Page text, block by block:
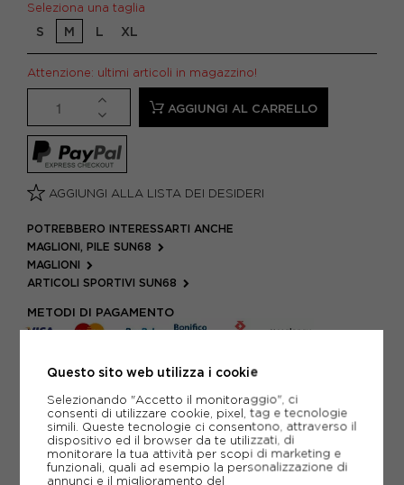
Seleziona una taglia
S M L XL
Attenzione: ultimi articoli in magazzino!
AGGIUNGI AL CARRELLO
AGGIUNGI ALLA LISTA DEI DESIDERI
POTREBBERO INTERESSARTI ANCHE
MAGLIONI, PILE SUN68
MAGLIONI
ARTICOLI SPORTIVI SUN68
METODI DI PAGAMENTO
SCHEDA TECNICA
GUIDA ALLE TAGLIE
Questo sito web utilizza i cookie
Selezionando "Accetto il monitoraggio", ci
consenti di utilizzare cookie, pixel, tag e tecnologie
simili. Queste tecnologie ci consentono, attraverso il
dispositivo ed il browser da te utilizzati, di
monitorare la tua attività per scopi di marketing e
funzionali, quali ad esempio la personalizzazione di
annunci e il miglioramento del